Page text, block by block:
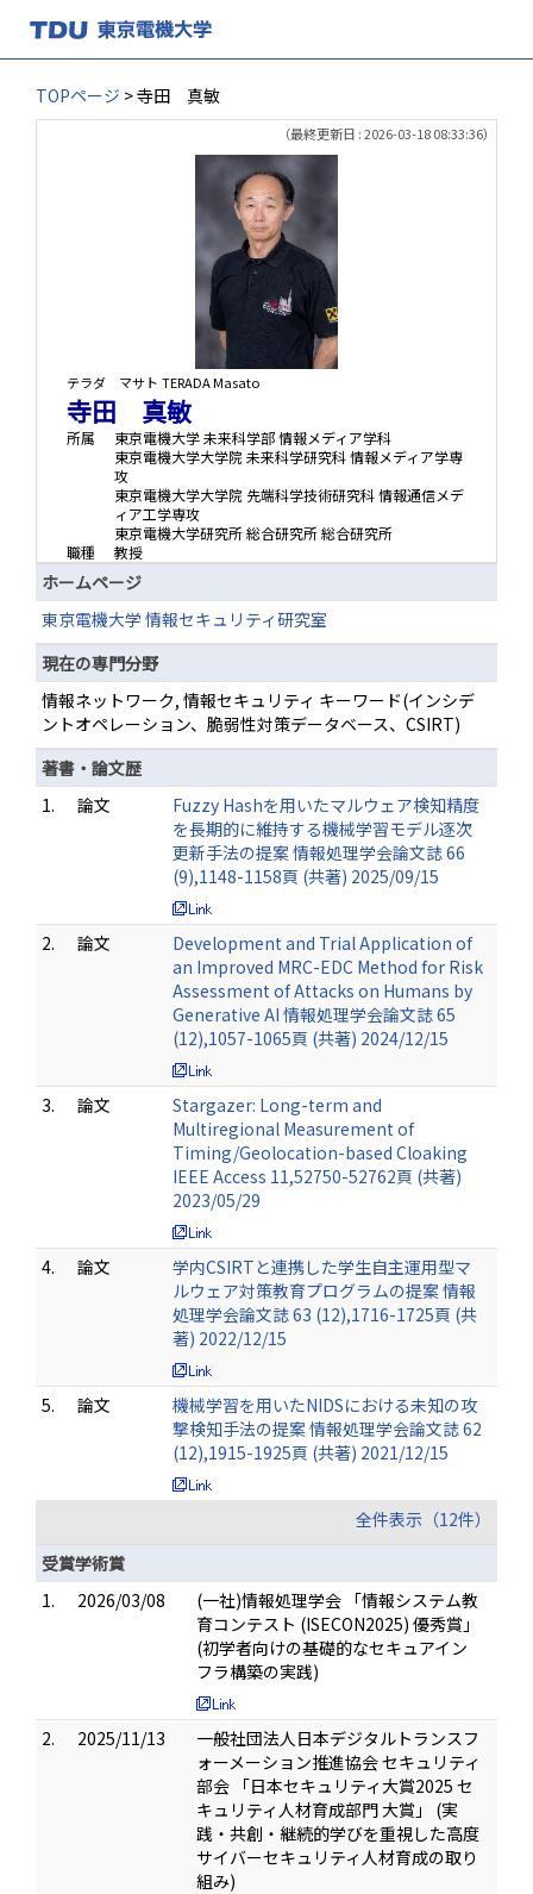
TOPページ > 寺田 真敏
（最終更新日 : 2026-03-18 08:33:36）
テラダ マサト TERADA Masato
寺田 真敏
所属
東京電機大学 未来科学部 情報メディア学科
東京電機大学大学院 未来科学研究科 情報メディア学専
攻
東京電機大学大学院 先端科学技術研究科 情報通信メデ
ィア工学専攻
東京電機大学研究所 総合研究所 総合研究所
職種
教授
ホームページ
東京電機大学 情報セキュリティ研究室
現在の専門分野
情報ネットワーク, 情報セキュリティ キーワード(インシデ
ントオペレーション、脆弱性対策データベース、CSIRT)
著書・論文歴
1.
論文
Fuzzy Hashを用いたマルウェア検知精度
を長期的に維持する機械学習モデル逐次
更新手法の提案 情報処理学会論文誌 66
(9),1148-1158頁 (共著) 2025/09/15
2. 論文
Development and Trial Application of
an Improved MRC-EDC Method for Risk
Assessment of Attacks on Humans by
Generative AI 情報処理学会論文誌 65
(12),1057-1065頁 (共著) 2024/12/15
3. 論文
Stargazer: Long-term and
Multiregional Measurement of
Timing/Geolocation-based Cloaking
IEEE Access 11,52750-52762頁 (共著)
2023/05/29
4. 論文
学内CSIRTと連携した学生自主運用型マ
ルウェア対策教育プログラムの提案 情報
処理学会論文誌 63 (12),1716-1725頁 (共
著) 2022/12/15
5. 論文
機械学習を用いたNIDSにおける未知の攻
撃検知手法の提案 情報処理学会論文誌 62
(12),1915-1925頁 (共著) 2021/12/15
全件表示（12件）
受賞学術賞
1.
2026/03/08
(一社)情報処理学会 「情報システム教
育コンテスト (ISECON2025) 優秀賞」
(初学者向けの基礎的なセキュアイン
フラ構築の実践)
2. 2025/11/13
一般社団法人日本デジタルトランスフ
ォーメーション推進協会 セキュリティ
部会 「日本セキュリティ大賞2025 セ
キュリティ人材育成部門 大賞」 (実
践・共創・継続的学びを重視した高度
サイバーセキュリティ人材育成の取り
組み)